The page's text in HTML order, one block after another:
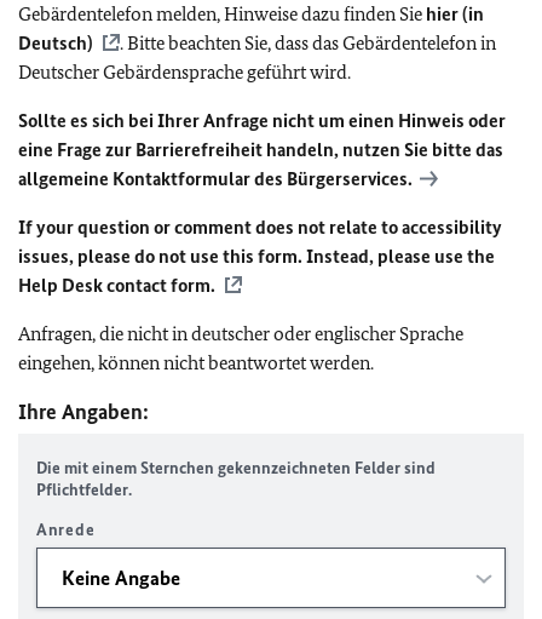
Gebärdentelefon melden, Hinweise dazu finden Sie hier (in
Deutsch)
. Bitte beachten Sie, dass das Gebärdentelefon in
Deutscher Gebärdensprache geführt wird.
Sollte es sich bei Ihrer Anfrage nicht um einen Hinweis oder
eine Frage zur Barrierefreiheit handeln, nutzen Sie bitte das
allgemeine Kontaktformular des Bürgerservices.
If your question or comment does not relate to accessibility
issues, please do not use this form. Instead, please use the
Help Desk contact form.
Anfragen, die nicht in deutscher oder englischer Sprache
eingehen, können nicht beantwortet werden.
Ihre Angaben:
Die mit einem Sternchen gekennzeichneten Felder sind
Pflichtfelder.
Anrede